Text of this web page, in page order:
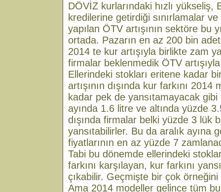
DÖVİZ kurlarındaki hızlı yükseliş,
kredilerine getirdiği sınırlamalar ve
yapılan ÖTV artışının sektöre bu
ortada. Pazarın en az 200 bin
2014 te kur artışıyla birlikte zam
firmalar beklenmedik ÖTV artışıyla
Ellerindeki stokları eritene kadar
artışının dışında kur farkını
kadar pek de yansıtamayacak
ayında 1.6 litre ve altında yüzde
dışında firmalar belki yüzde 3 lük
yansıtabilirler. Bu da aralık ayına
fiyatlarının en az yüzde 7
Tabi bu dönemde ellerindeki
farkını karşılayan, kur farkını
çıkabilir. Geçmişte bir çok
Ama 2014 modeller gelince tüm bu